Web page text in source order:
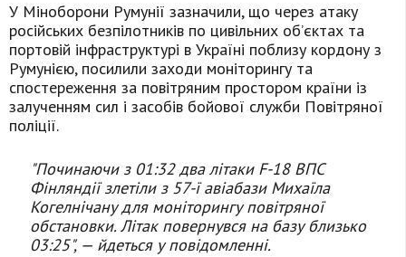
У Міноборони Румунії зазначили, що через атаку
російських безпілотників по цивільних об’єктах та
портовій інфраструктурі в Україні поблизу кордону з
Румунією, посилили заходи моніторингу та
спостереження за повітряним простором країни із
залученням сил і засобів бойової служби Повітряної
поліції.
"Починаючи з 01:32 два літаки F-18 ВПС
Фінляндії злетіли з 57-ї авіабази Михаїла
Когелнічану для моніторингу повітряної
обстановки. Літак повернувся на базу близько
03:25", — йдеться у повідомленні.